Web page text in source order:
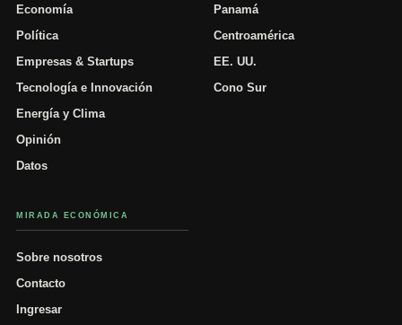
Economía
Política
Empresas & Startups
Tecnología e Innovación
Energía y Clima
Opinión
Datos
Panamá
Centroamérica
EE. UU.
Cono Sur
MIRADA ECONÓMICA
Sobre nosotros
Contacto
Ingresar